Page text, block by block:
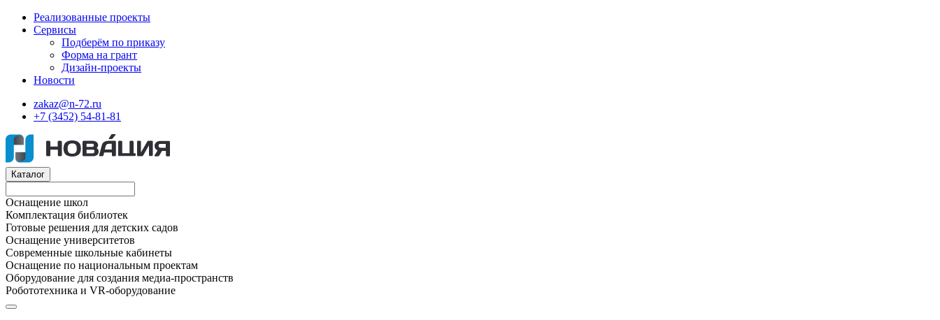
Реализованные проекты
Сервисы
Подберём по приказу
Форма на грант
Дизайн-проекты
Новости
zakaz@n-72.ru
+7 (3452) 54-81-81
Каталог
Оснащение школ
Комплектация библиотек
Готовые решения для детских садов
Оснащение университетов
Современные школьные кабинеты
Оснащение по национальным проектам
Оборудование для создания медиа-пространств
Робототехника и VR-оборудование